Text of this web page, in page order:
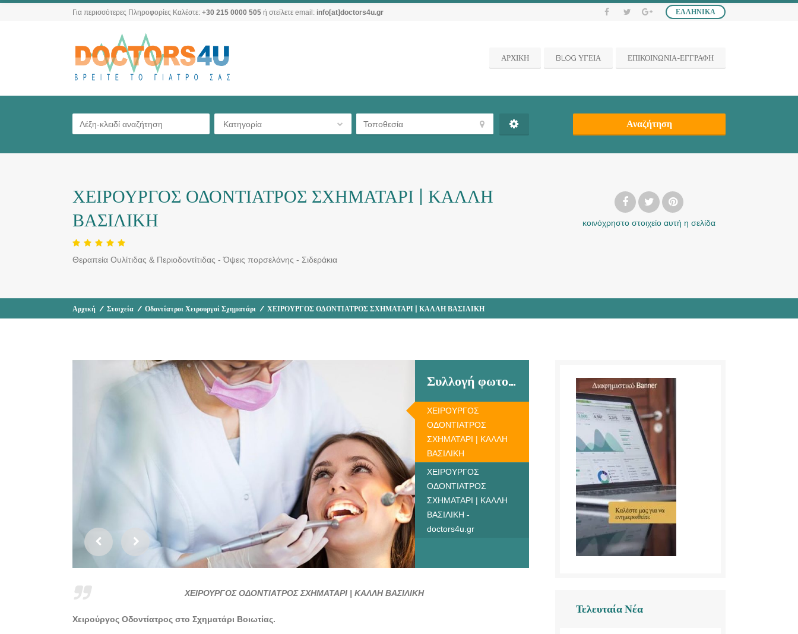
ΕΛΛΗΝΙΚΆ
Για περισσότερες Πληροφορίες Καλέστε: +30 215 0000 505 ή στείλετε email: info[at]doctors4u.gr
ΑΡΧΙΚΗ BLOG ΥΓΕΙΑ ΕΠΙΚΟΙΝΩΝΙΑ-ΕΓΓΡΑΦΗ
Κατηγορία Αναζήτηση
ΧΕΙΡΟΥΡΓΟΣ ΟΔΟΝΤΙΑΤΡΟΣ ΣΧΗΜΑΤΑΡΙ | ΚΑΛΛΗ
ΒΑΣΙΛΙΚΗ
Θεραπεία Ουλίτιδας & Περιοδοντίτιδας - Όψεις πορσελάνης - Σιδεράκια
κοινόχρηστο στοιχείο αυτή η σελίδα
Αρχική / Στοιχεία / Οδοντίατροι Χειρουργοί Σχηματάρι / ΧΕΙΡΟΥΡΓΟΣ ΟΔΟΝΤΙΑΤΡΟΣ ΣΧΗΜΑΤΑΡΙ | ΚΑΛΛΗ ΒΑΣΙΛΙΚΗ
Συλλογή φωτογραφιών
ΧΕΙΡΟΥΡΓΟΣ
ΟΔΟΝΤΙΑΤΡΟΣ
ΣΧΗΜΑΤΑΡΙ | ΚΑΛΛΗ
ΒΑΣΙΛΙΚΗ
ΧΕΙΡΟΥΡΓΟΣ
ΟΔΟΝΤΙΑΤΡΟΣ
ΣΧΗΜΑΤΑΡΙ | ΚΑΛΛΗ
ΒΑΣΙΛΙΚΗ -
doctors4u.gr
ΧΕΙΡΟΥΡΓΟΣ ΟΔΟΝΤΙΑΤΡΟΣ ΣΧΗΜΑΤΑΡΙ | ΚΑΛΛΗ ΒΑΣΙΛΙΚΗ
Χειρούργος Οδοντίατρος στο Σχηματάρι Βοιωτίας.
Τελευταία Νέα